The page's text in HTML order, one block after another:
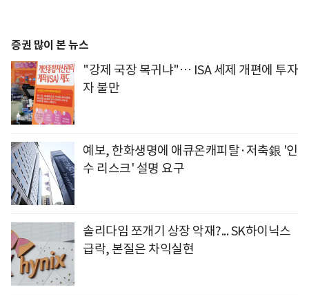
증권 많이 본 뉴스
"강제 국장 복귀냐"… ISA 세제 개편에 투자
자 불만
예보, 한화생명에 애큐온캐피탈·저축銀 '인
수 리스크' 설명 요구
솔리다임 쪼개기 상장 악재?... SK하이닉스
급락, 본질은 차익실현